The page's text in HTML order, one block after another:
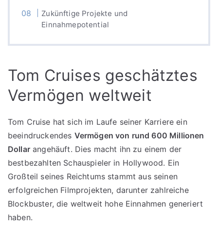
Zukünftige Projekte und
Einnahmepotential
Tom Cruises geschätztes
Vermögen weltweit
Tom Cruise hat sich im Laufe seiner Karriere ein
beeindruckendes Vermögen von rund 600 Millionen
Dollarangehäuft. Dies macht ihn zu einem der
bestbezahlten Schauspieler in Hollywood. Ein
Großteil seines Reichtums stammt aus seinen
erfolgreichen Filmprojekten, darunter zahlreiche
Blockbuster, die weltweit hohe Einnahmen generiert
haben.